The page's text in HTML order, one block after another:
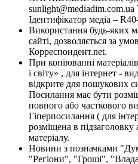
sunlight@mediadim.com.ua
Ідентифікатор медіа –
Використання будь-яких
сайті, дозволяється за
Корреспондент.net.
При копіюванні
і світу» , для інтернет -
відкрите для пошукових
Посилання має бути
повного або часткового
Гіперпосилання ( для
розміщена в
матеріалу.
Новини з позначками
"Регіони", "Гроші",